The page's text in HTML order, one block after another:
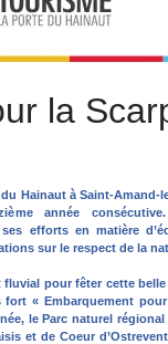
la
Hainaut à Saint-Amand-
année
efforts en matière
sur le respect de la
pour fêter cette
« Embarquement
le Parc naturel
et de Coeur